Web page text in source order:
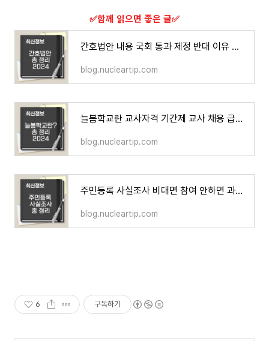
​✅함께 읽으면 좋은 글​✅
간호법안 내용 국회 통과 제정 반대 이유 쟁점은?
blog.nucleartip.com
늘봄학교란 교사자격 기간제 교사 채용 급여 총 정리
blog.nucleartip.com
주민등록 사실조사 비대면 참여 안하면 과태료? 총 정리 2024
blog.nucleartip.com
6 구독하기